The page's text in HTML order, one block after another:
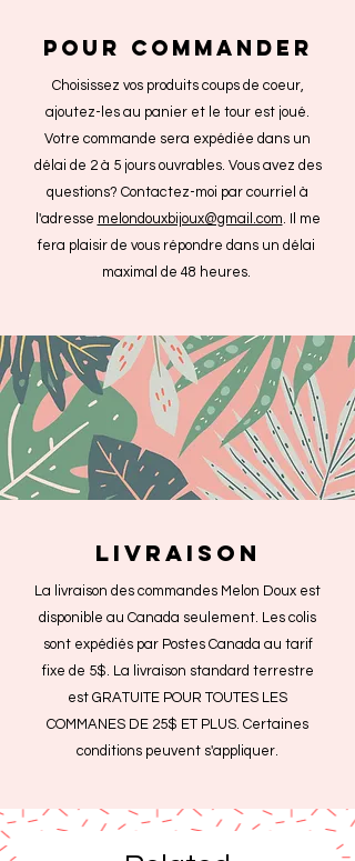
POUR COMMANDER
Choisissez vos produits coups de coeur,
ajoutez-les au panier et le tour est joué.
Votre commande sera expédiée dans un
délai de 2 à 5 jours ouvrables. Vous avez des
questions? Contactez-moi par courriel à
l'adresse melondouxbijoux@gmail.com. Il me
fera plaisir de vous répondre dans un délai
maximal de 48 heures.
livraison
La livraison des commandes Melon Doux est
disponible au Canada seulement. Les colis
sont expédiés par Postes Canada au tarif
fixe de 5$. La livraison standard terrestre
est GRATUITE POUR TOUTES LES
COMMANES DE 25$ ET PLUS. Certaines
conditions peuvent s'appliquer.